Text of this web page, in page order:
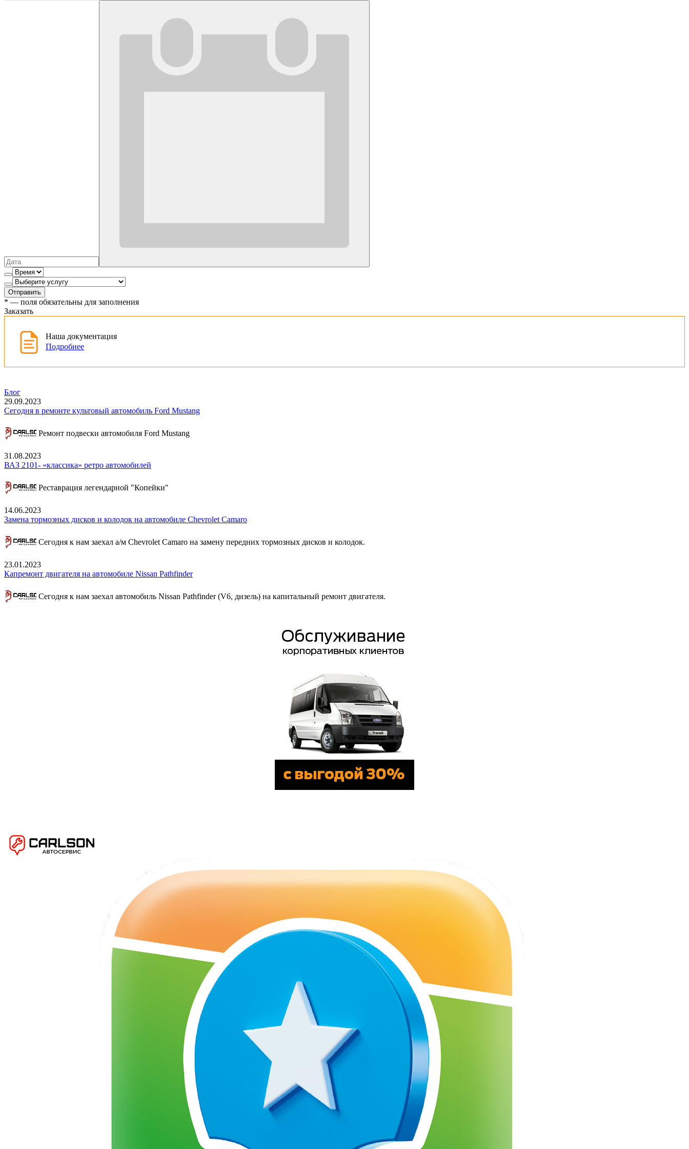
Отправить
* — поля обязательны для заполнения
Заказать
Наша документация
Подробнее
Блог
29.09.2023
Сегодня в ремонте культовый автомобиль Ford Mustang
Ремонт подвески автомобиля Ford Mustang
31.08.2023
ВАЗ 2101- «классика» ретро автомобилей
Реставрация легендарной "Копейки"
14.06.2023
Замена тормозных дисков и колодок на автомобиле Chevrolet Camaro
Сегодня к нам заехал а/м Chevrolet Camaro на замену передних тормозных дисков и колодок.
23.01.2023
Капремонт двигателя на автомобиле Nissan Pathfinder
Сегодня к нам заехал автомобиль Nissan Pathfinder (V6, дизель) на капитальный ремонт двигателя.